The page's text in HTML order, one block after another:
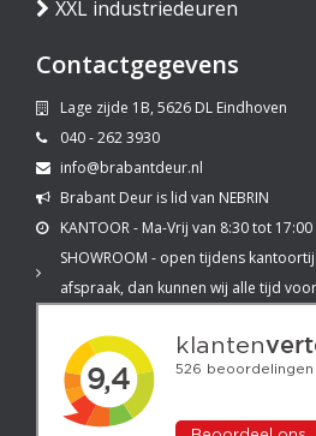
XXL industriedeuren
Contactgegevens
Lage zijde 1B, 5626 DL Eindhoven
040 - 262 3930
info@brabantdeur.nl
Brabant Deur is lid van NEBRIN
KANTOOR - Ma-Vrij van 8:30 tot 17:00
SHOWROOM - open tijdens
afspraak, dan kunnen wij alle tijd